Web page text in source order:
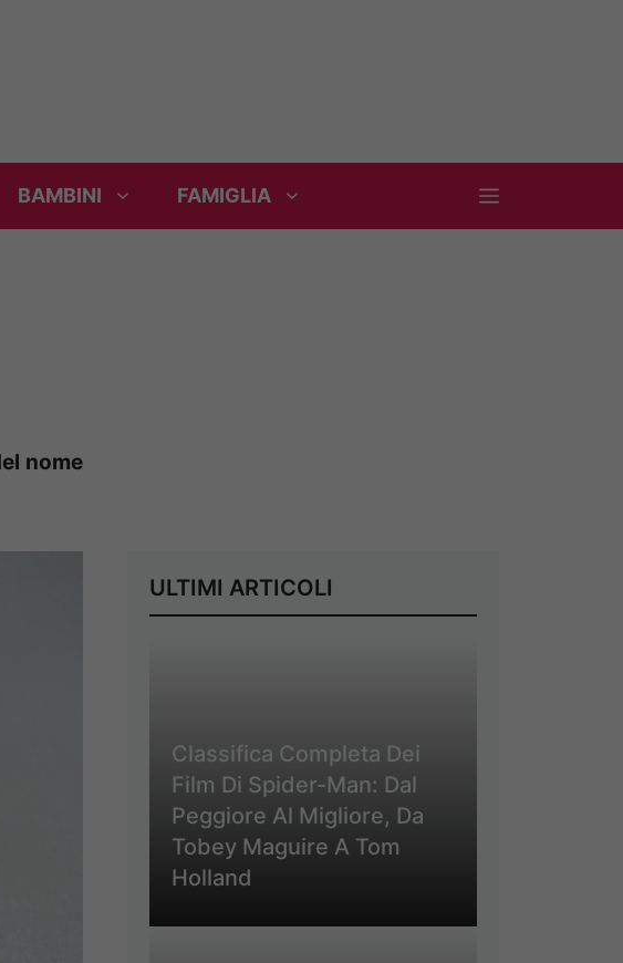
BAMBINI FAMIGLIA
nome
ULTIMI ARTICOLI
Classifica Completa Dei
Film Di Spider-Man: Dal
Peggiore Al Migliore, Da
Tobey Maguire A Tom
Holland